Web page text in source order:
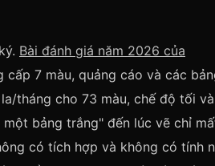
Bài đánh giá năm 2026 của
cấp 7 màu, quảng cáo và các
tháng cho 73 màu, chế độ tối
bảng trắng" đến lúc vẽ chỉ
có tích hợp và không có tính